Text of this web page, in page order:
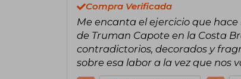
Compra Verificada
Me encanta el ejercicio que
de Truman Capote en la Costa
contradictorios, decorados y
sobre esa labor a la vez que nos